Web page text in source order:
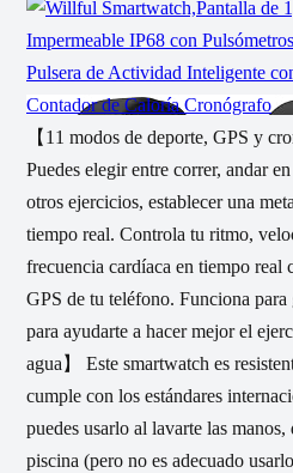
【11 modos de deporte, GPS y
Puedes elegir entre correr, andar
otros ejercicios, establecer una
tiempo real. Controla tu ritmo,
frecuencia cardíaca en tiempo real
GPS de tu teléfono. Funciona
para ayudarte a hacer mejor el
agua】 Este smartwatch es
cumple con los estándares
puedes usarlo al lavarte las
piscina (pero no es adecuado